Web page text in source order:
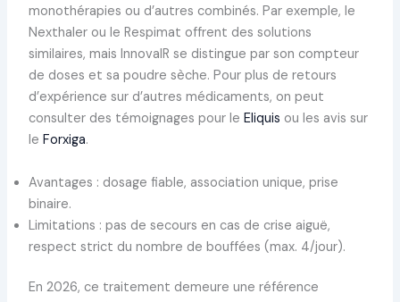
monothérapies ou d’autres combinés. Par exemple, le
Nexthaler ou le Respimat offrent des solutions
similaires, mais InnovaIR se distingue par son compteur
de doses et sa poudre sèche. Pour plus de retours
d’expérience sur d’autres médicaments, on peut
consulter des témoignages pour le Eliquis ou les avis sur
le Forxiga.
Avantages : dosage fiable, association unique, prise
binaire.
Limitations : pas de secours en cas de crise aiguë,
respect strict du nombre de bouffées (max. 4/jour).
En 2026, ce traitement demeure une référence